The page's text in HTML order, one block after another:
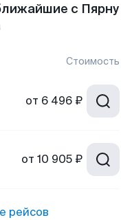
с Пярну
Стоимость
от 6 496 ₽
от 10 905 ₽
рейсов